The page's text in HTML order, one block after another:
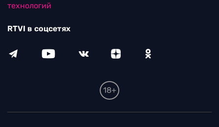
технологий
RTVI в соцсетях
18+